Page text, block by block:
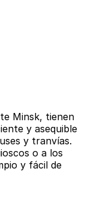
Minsk, tienen
y asequible
y tranvías.
o a los
y fácil de